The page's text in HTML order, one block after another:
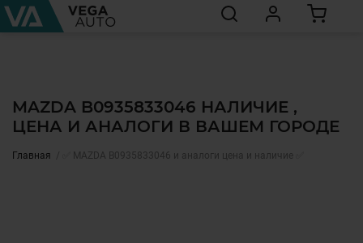
MAZDA B0935833046 НАЛИЧИЕ ,
ЦЕНА И АНАЛОГИ В ВАШЕМ ГОРОДЕ
Главная ✅ MAZDA B0935833046 и аналоги цена и наличие ✅